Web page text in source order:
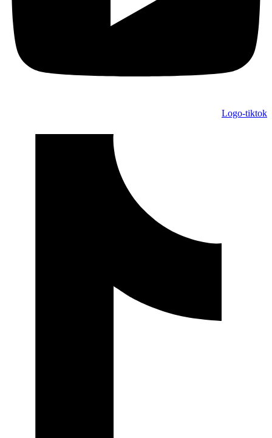
Logo-tiktok